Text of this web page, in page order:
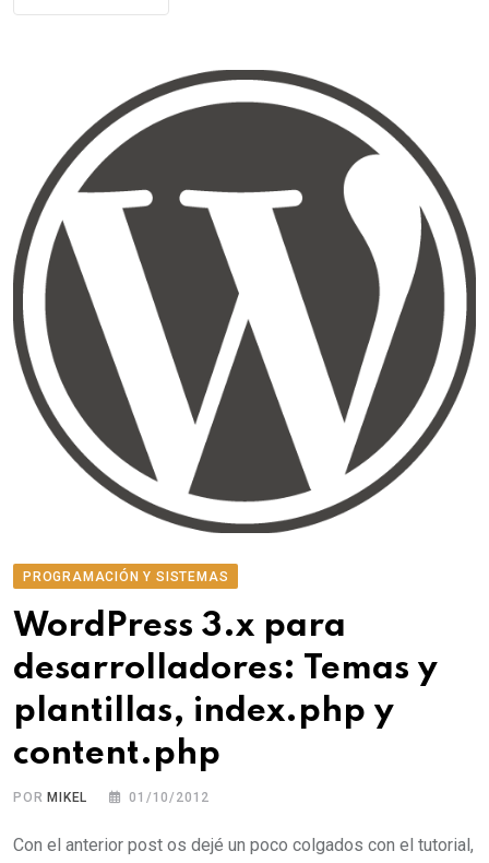
PROGRAMACIÓN Y SISTEMAS
WordPress 3.x para
desarrolladores: Temas y
plantillas, index.php y
content.php
PORMIKEL 01/10/2012
Con el anterior post os dejé un poco colgados con el tutorial,